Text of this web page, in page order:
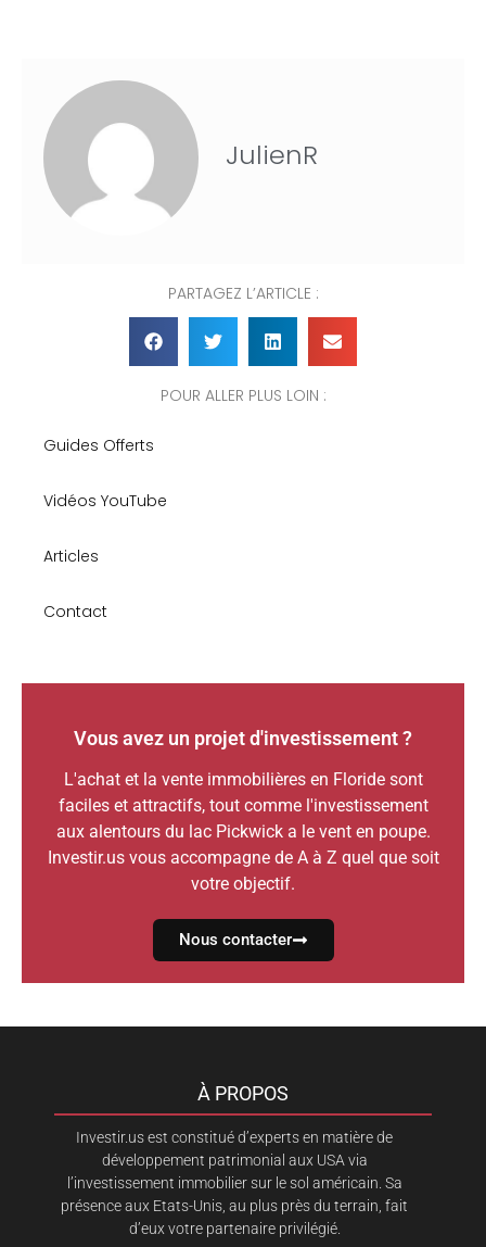
JulienR
PARTAGEZ L’ARTICLE :
POUR ALLER PLUS LOIN :
Guides Offerts
Vidéos YouTube
Articles
Contact
Vous avez un projet d'investissement ?
L'achat et la vente immobilières en Floride sont
faciles et attractifs, tout comme l'investissement
aux alentours du lac Pickwick a le vent en poupe.
Investir.us vous accompagne de A à Z quel que soit
votre objectif.
Nous contacter
À PROPOS
Investir.us est constitué d’experts en matière de
développement patrimonial aux USA via
l’investissement immobilier sur le sol américain. Sa
présence aux Etats-Unis, au plus près du terrain, fait
d’eux votre partenaire privilégié.